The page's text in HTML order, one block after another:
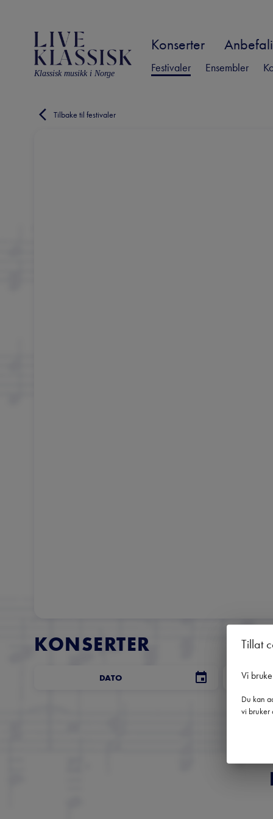
Klassisk musikk i Norge
Konserter
Festivaler Ensembler
Tilbake til festivaler
KONSERTER
DATO
Tillat
Vi
Du kan
vi bruker